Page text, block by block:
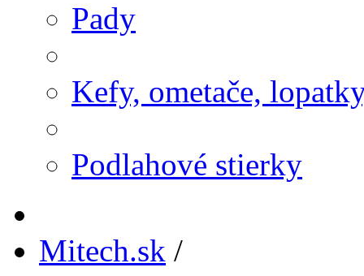
Pady
Kefy, ometače,
Podlahové stierky
Mitech.sk /